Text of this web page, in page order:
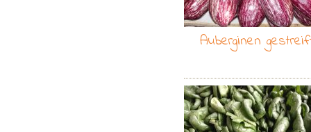
Auberginen